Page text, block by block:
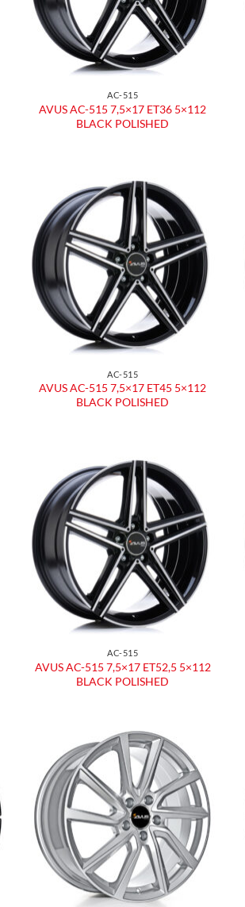
AC-515
AVUS AC-515 7,5×17 ET36 5×112
BLACK POLISHED
Aggiungi
alla lista
dei
desideri
AC-515
AVUS AC-515 7,5×17 ET45 5×112
BLACK POLISHED
Aggiungi
alla lista
dei
desideri
AC-515
AVUS AC-515 7,5×17 ET52,5 5×112
BLACK POLISHED
Aggiungi
alla lista
dei
desideri